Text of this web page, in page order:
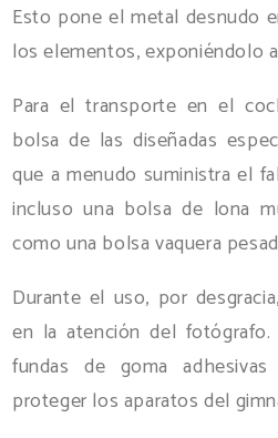
Esto pone el metal desnudo
los elementos, exponiéndolo
Para el transporte en el
bolsa de las diseñadas
que a menudo suministra el
incluso una bolsa de lona
como una bolsa vaquera
Durante el uso, por
en la atención del
fundas de goma
proteger los aparatos del